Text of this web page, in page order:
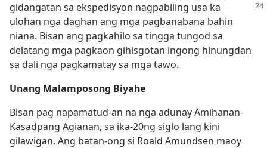
gidangatan sa ekspedisyon nagpabiling usa ka
ulohan nga daghan ang mga pagbanabana bahin
niana. Bisan ang pagkahilo sa tingga tungod sa
delatang mga pagkaon gihisgotan ingong hinungdan
sa dali nga pagkamatay sa mga tawo.
Unang Malamposong Biyahe
Bisan pag napamatud-an na nga adunay Amihanan-
Kasadpang Agianan, sa ika-20ng siglo lang kini
gilawigan. Ang batan-ong si Roald Amundsen maoy